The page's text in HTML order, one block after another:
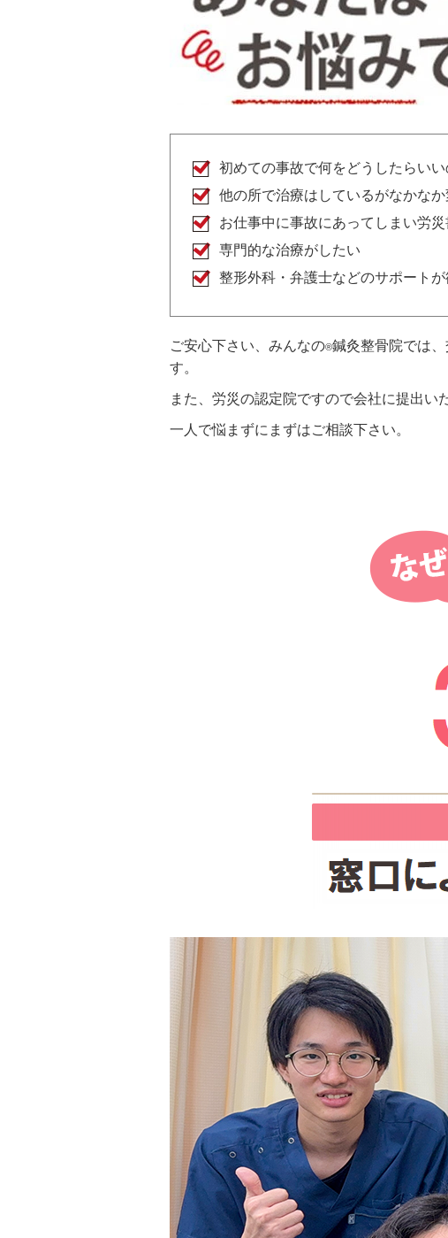
初めての事故で何をどうしたらい
他の所で治療はしているがなかな
お仕事中に事故にあってしまい労
専門的な治療がしたい
整形外科・弁護士などのサポートが
ご安心下さい、みんなの®鍼灸整骨院では
す。
また、労災の認定院ですので会社に提出い
一人で悩まずにまずはご相談下さい。